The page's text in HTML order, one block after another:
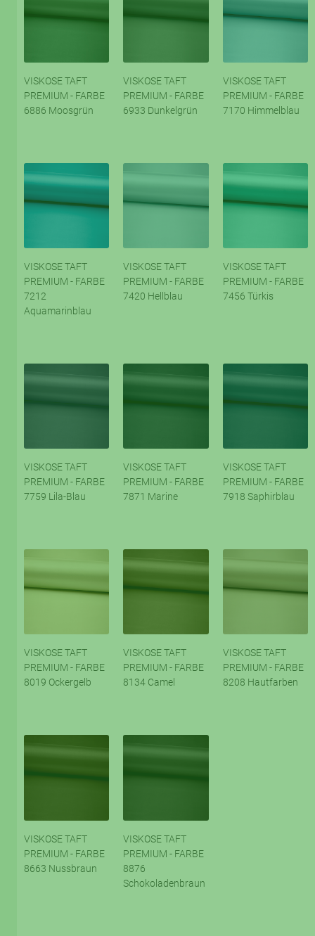
VISKOSE TAFT
PREMIUM - FARBE
6886 Moosgrün
VISKOSE TAFT
PREMIUM - FARBE
6933 Dunkelgrün
VISKOSE TAFT
PREMIUM - FARBE
7170 Himmelblau
VISKOSE TAFT
PREMIUM - FARBE
7212
Aquamarinblau
VISKOSE TAFT
PREMIUM - FARBE
7420 Hellblau
VISKOSE TAFT
PREMIUM - FARBE
7456 Türkis
VISKOSE TAFT
PREMIUM - FARBE
7759 Lila-Blau
VISKOSE TAFT
PREMIUM - FARBE
7871 Marine
VISKOSE TAFT
PREMIUM - FARBE
7918 Saphirblau
VISKOSE TAFT
PREMIUM - FARBE
8019 Ockergelb
VISKOSE TAFT
PREMIUM - FARBE
8134 Camel
VISKOSE TAFT
PREMIUM - FARBE
8208 Hautfarben
VISKOSE TAFT
PREMIUM - FARBE
8663 Nussbraun
VISKOSE TAFT
PREMIUM - FARBE
8876
Schokoladenbraun